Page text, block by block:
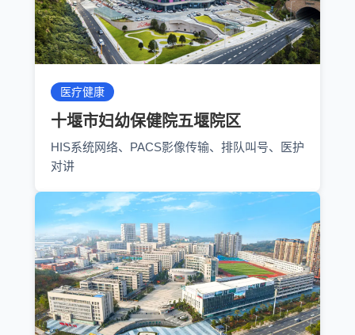
医疗健康
十堰市妇幼保健院五堰院区
HIS系统网络、PACS影像传输、排队叫号、医护
对讲